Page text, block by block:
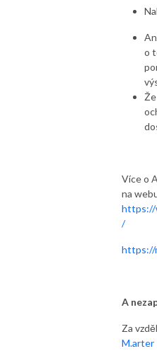
o
Více o
na
https://
/
https://
A
Za
M.arter